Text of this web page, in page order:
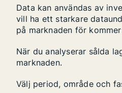
Data kan användas av
vill ha ett starkare
på marknaden för
När du analyserar sålda
marknaden.
Välj period, område och